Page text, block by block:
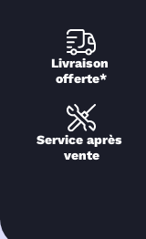
Livraison
offerte*
Service après
vente